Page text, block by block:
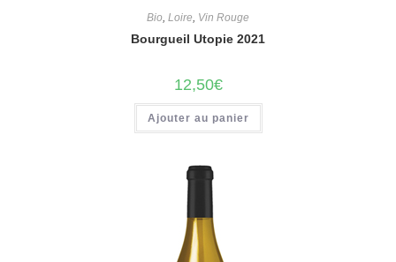
Bio, Loire, Vin Rouge
Bourgueil Utopie 2021
12,50€
Ajouter au panier